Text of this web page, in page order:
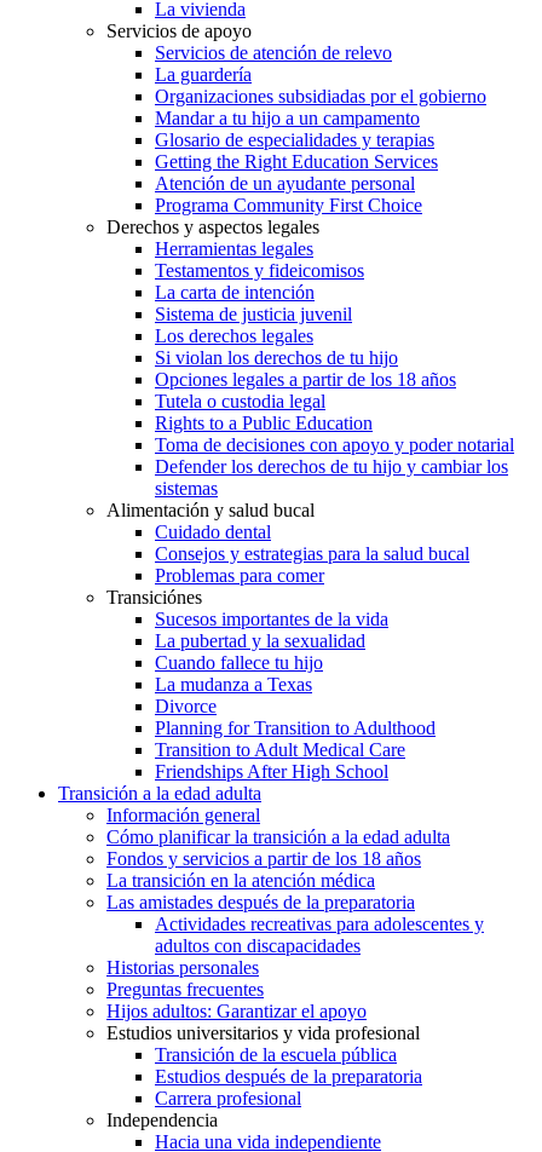
La vivienda
Servicios de apoyo
Servicios de atención de relevo
La guardería
Organizaciones subsidiadas por el gobierno
Mandar a tu hijo a un campamento
Glosario de especialidades y terapias
Getting the Right Education Services
Atención de un ayudante personal
Programa Community First Choice
Derechos y aspectos legales
Herramientas legales
Testamentos y fideicomisos
La carta de intención
Sistema de justicia juvenil
Los derechos legales
Si violan los derechos de tu hijo
Opciones legales a partir de los 18 años
Tutela o custodia legal
Rights to a Public Education
Toma de decisiones con apoyo y poder notarial
Defender los derechos de tu hijo y cambiar los
sistemas
Alimentación y salud bucal
Cuidado dental
Consejos y estrategias para la salud bucal
Problemas para comer
Transiciónes
Sucesos importantes de la vida
La pubertad y la sexualidad
Cuando fallece tu hijo
La mudanza a Texas
Divorce
Planning for Transition to Adulthood
Transition to Adult Medical Care
Friendships After High School
Transición a la edad adulta
Información general
Cómo planificar la transición a la edad adulta
Fondos y servicios a partir de los 18 años
La transición en la atención médica
Las amistades después de la preparatoria
Actividades recreativas para adolescentes y
adultos con discapacidades
Historias personales
Preguntas frecuentes
Hijos adultos: Garantizar el apoyo
Estudios universitarios y vida profesional
Transición de la escuela pública
Estudios después de la preparatoria
Carrera profesional
Independencia
Hacia una vida independiente